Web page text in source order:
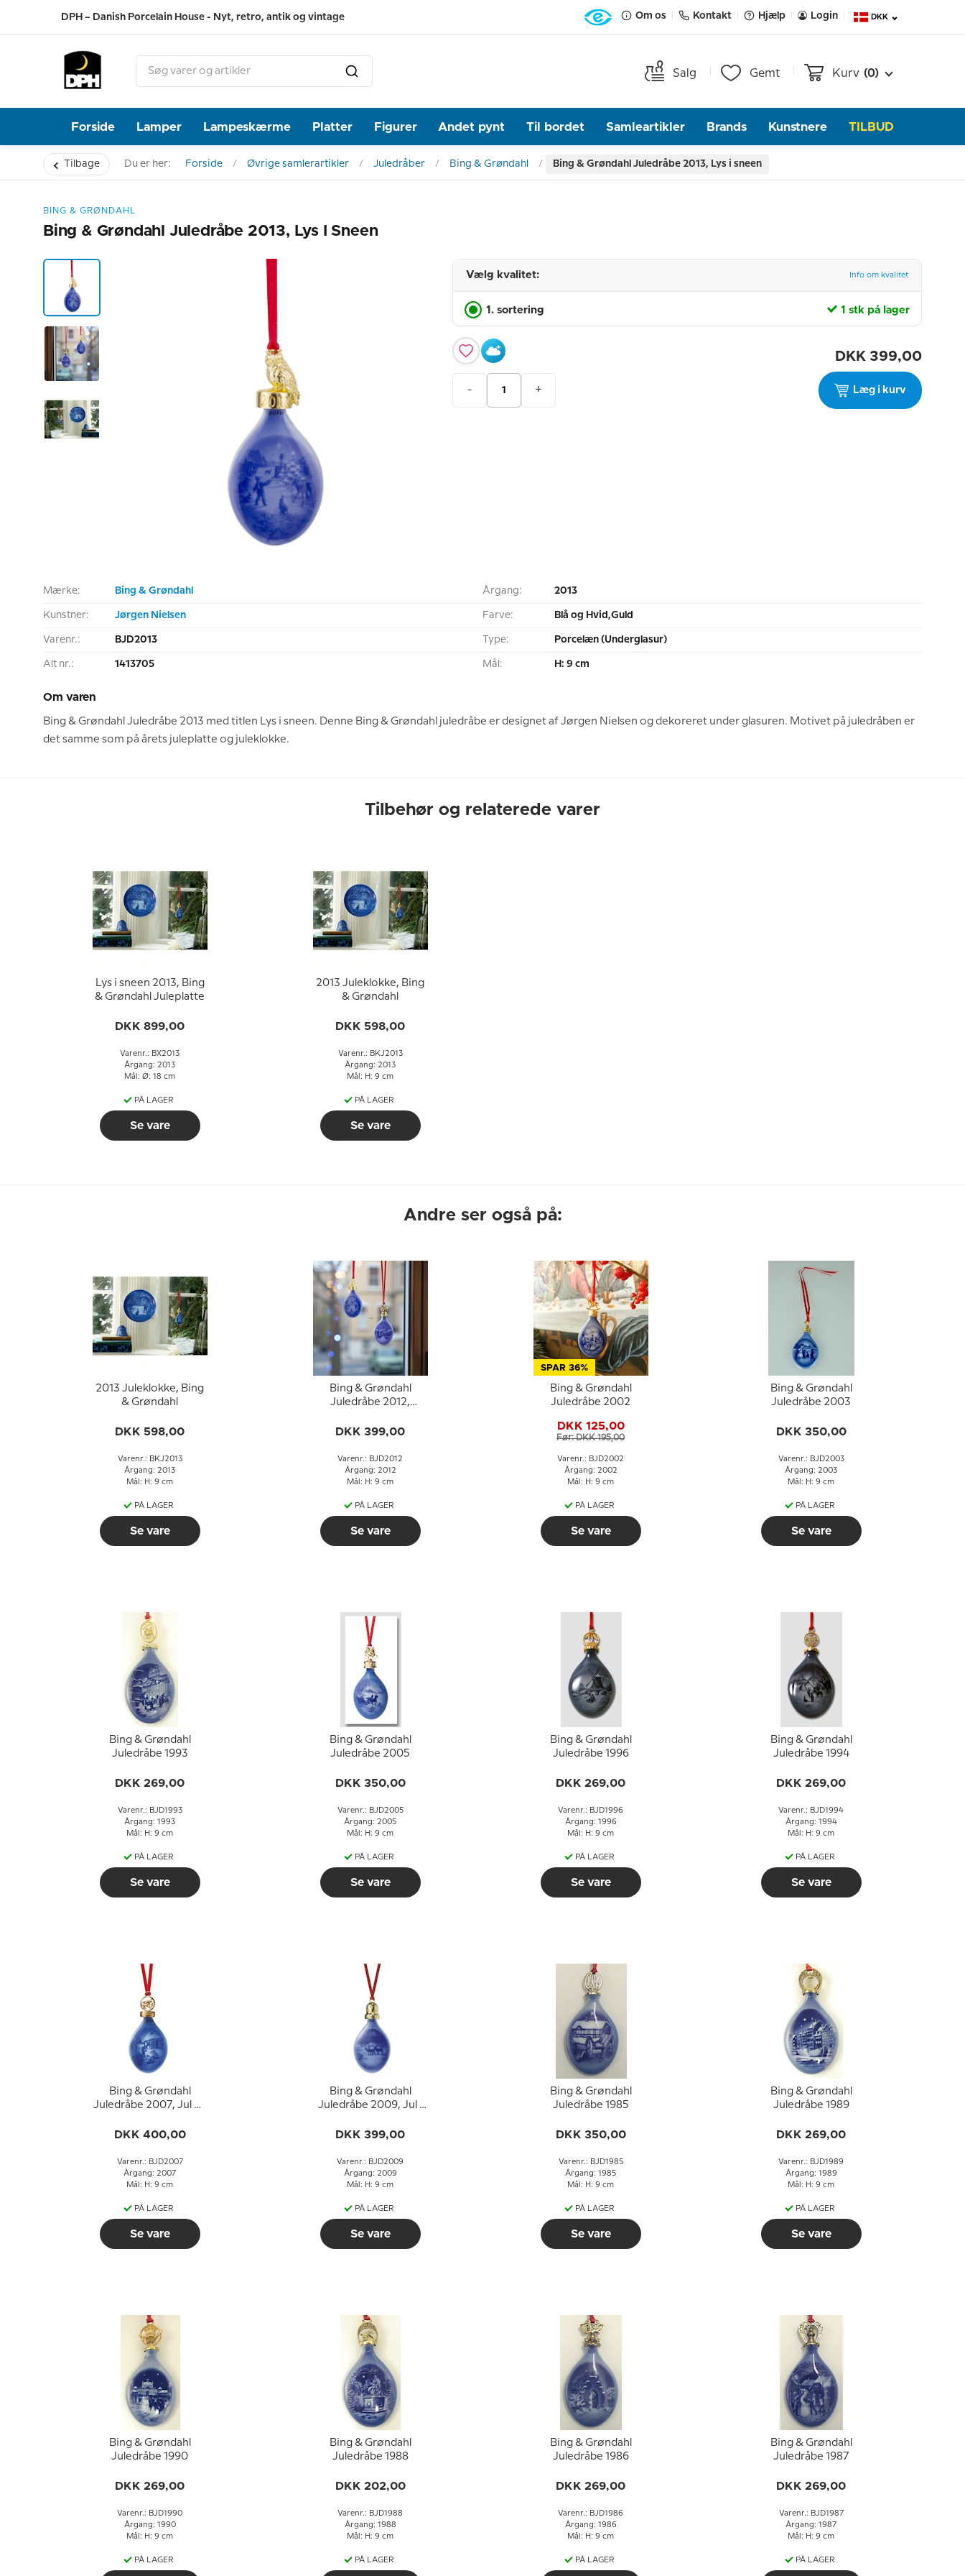
DPH – Danish Porcelain House - Nyt, retro, antik og vintage Om os Kontakt Hjælp Login DKK
Salg Gemt Kurv (0)
Forside Lamper Lampeskærme Platter Figurer Andet pynt Til bordet Samleartikler Brands Kunstnere TILBUD
Tilbage Du er her: Forside Øvrige samlerartikler Juledråber Bing & Grøndahl Bing & Grøndahl Juledråbe 2013, Lys i sneen
BING & GRØNDAHL
Bing & Grøndahl Juledråbe 2013, Lys I Sneen
Vælg kvalitet: Info om kvalitet
1. sortering 1 stk på lager
DKK 399,00
- + Læg i kurv
Mærke: Bing & Grøndahl
Kunstner: Jørgen Nielsen
Varenr.: BJD2013
Alt nr.: 1413705
Årgang: 2013
Farve: Blå og Hvid,Guld
Type: Porcelæn (Underglasur)
Mål: H: 9 cm
Om varen
Bing & Grøndahl Juledråbe 2013 med titlen Lys i sneen. Denne Bing & Grøndahl juledråbe er designet af Jørgen Nielsen og dekoreret under glasuren. Motivet på juledråben er
det samme som på årets juleplatte og juleklokke.
Tilbehør og relaterede varer
Lys i sneen 2013, Bing
& Grøndahl Juleplatte
DKK 899,00
Varenr.: BX2013
Årgang: 2013
Mål: Ø: 18 cm
PÅ LAGER
Se vare
2013 Juleklokke, Bing
& Grøndahl
DKK 598,00
Varenr.: BKJ2013
Årgang: 2013
Mål: H: 9 cm
PÅ LAGER
Se vare
Andre ser også på:
2013 Juleklokke, Bing
& Grøndahl
DKK 598,00
Varenr.: BKJ2013
Årgang: 2013
Mål: H: 9 cm
PÅ LAGER
Se vare
Bing & Grøndahl
Juledråbe 2012,
DKK 399,00
Varenr.: BJD2012
Årgang: 2012
Mål: H: 9 cm
PÅ LAGER
Se vare
SPAR 36%
Bing & Grøndahl
Juledråbe 2002
DKK 125,00
Før: DKK 195,00
Varenr.: BJD2002
Årgang: 2002
Mål: H: 9 cm
PÅ LAGER
Se vare
Bing & Grøndahl
Juledråbe 2003
DKK 350,00
Varenr.: BJD2003
Årgang: 2003
Mål: H: 9 cm
PÅ LAGER
Se vare
Bing & Grøndahl
Juledråbe 1993
DKK 269,00
Varenr.: BJD1993
Årgang: 1993
Mål: H: 9 cm
PÅ LAGER
Se vare
Bing & Grøndahl
Juledråbe 2005
DKK 350,00
Varenr.: BJD2005
Årgang: 2005
Mål: H: 9 cm
PÅ LAGER
Se vare
Bing & Grøndahl
Juledråbe 1996
DKK 269,00
Varenr.: BJD1996
Årgang: 1996
Mål: H: 9 cm
PÅ LAGER
Se vare
Bing & Grøndahl
Juledråbe 1994
DKK 269,00
Varenr.: BJD1994
Årgang: 1994
Mål: H: 9 cm
PÅ LAGER
Se vare
Bing & Grøndahl
Juledråbe 2007, Jul på
DKK 400,00
Varenr.: BJD2007
Årgang: 2007
Mål: H: 9 cm
PÅ LAGER
Se vare
Bing & Grøndahl
Juledråbe 2009, Jul i
DKK 399,00
Varenr.: BJD2009
Årgang: 2009
Mål: H: 9 cm
PÅ LAGER
Se vare
Bing & Grøndahl
Juledråbe 1985
DKK 350,00
Varenr.: BJD1985
Årgang: 1985
Mål: H: 9 cm
PÅ LAGER
Se vare
Bing & Grøndahl
Juledråbe 1989
DKK 269,00
Varenr.: BJD1989
Årgang: 1989
Mål: H: 9 cm
PÅ LAGER
Se vare
Bing & Grøndahl
Juledråbe 1990
DKK 269,00
Varenr.: BJD1990
Årgang: 1990
Mål: H: 9 cm
PÅ LAGER
Bing & Grøndahl
Juledråbe 1988
DKK 202,00
Varenr.: BJD1988
Årgang: 1988
Mål: H: 9 cm
PÅ LAGER
Bing & Grøndahl
Juledråbe 1986
DKK 269,00
Varenr.: BJD1986
Årgang: 1986
Mål: H: 9 cm
PÅ LAGER
Bing & Grøndahl
Juledråbe 1987
DKK 269,00
Varenr.: BJD1987
Årgang: 1987
Mål: H: 9 cm
PÅ LAGER